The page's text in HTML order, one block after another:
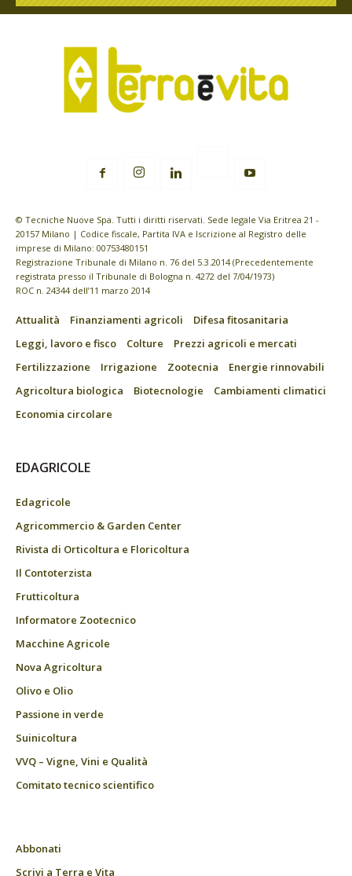
© Tecniche Nuove Spa. Tutti i diritti riservati. Sede legale Via Eritrea 21 -
20157 Milano | Codice fiscale, Partita IVA e Iscrizione al Registro delle
imprese di Milano: 00753480151
Registrazione Tribunale di Milano n. 76 del 5.3.2014 (Precedentemente
registrata presso il Tribunale di Bologna n. 4272 del 7/04/1973)
ROC n. 24344 dell’11 marzo 2014
Attualità Finanziamenti agricoli
Difesa fitosanitaria
Leggi, lavoro e fisco
Colture
Prezzi agricoli e mercati
Fertilizzazione
Irrigazione Zootecnia
Energie rinnovabili
Agricoltura biologica
Biotecnologie
Cambiamenti climatici
Economia circolare
EDAGRICOLE
Edagricole
Agricommercio & Garden Center
Rivista di Orticoltura e Floricoltura
Il Contoterzista
Frutticoltura
Informatore Zootecnico
Macchine Agricole
Nova Agricoltura
Olivo e Olio
Passione in verde
Suinicoltura
VVQ – Vigne, Vini e Qualità
Comitato tecnico scientifico
Abbonati
Scrivi a Terra e Vita